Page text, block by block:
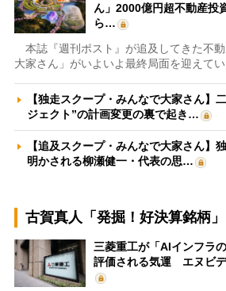
ん」2000億円超不動産投
ら…
本誌『週刊ポスト』が追及してきた不
大家さん」がいよいよ最終局面を迎えて
【独走スクープ・みんなで大家さん】
ジェクト”の計画変更の裏で起き…
【追及スクープ・みんなで大家さん】
明かされる柳瀬健一・代表の思…
古賀真人「発掘！好決算銘柄」
三菱重工が「AIインフラ
評価される気運 エヌビ